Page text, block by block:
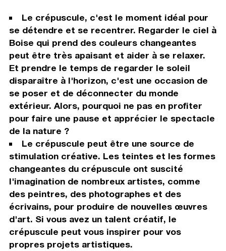
Le crépuscule, c'est le moment idéal pour
se détendre et se recentrer. Regarder le ciel à
Boise qui prend des couleurs changeantes
peut être très apaisant et aider à se relaxer.
Et prendre le temps de regarder le soleil
disparaître à l'horizon, c'est une occasion de
se poser et de déconnecter du monde
extérieur. Alors, pourquoi ne pas en profiter
pour faire une pause et apprécier le spectacle
de la nature ?
Le crépuscule peut être une source de
stimulation créative. Les teintes et les formes
changeantes du crépuscule ont suscité
l'imagination de nombreux artistes, comme
des peintres, des photographes et des
écrivains, pour produire de nouvelles œuvres
d'art. Si vous avez un talent créatif, le
crépuscule peut vous inspirer pour vos
propres projets artistiques.